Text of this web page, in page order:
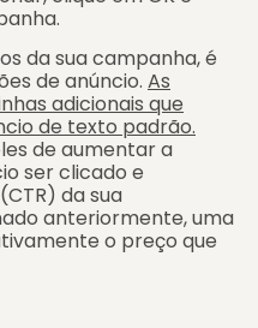
da sua campanha, é
de anúncio. As
adicionais que
de texto padrão.
de aumentar a
ser clicado e
da sua
anteriormente, uma
o preço que